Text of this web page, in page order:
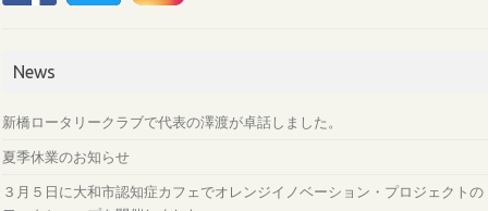
News
新橋ロータリークラブで代表の澤渡が卓話しました。
夏季休業のお知らせ
３月５日に大和市認知症カフェでオレンジイノベーション・プロジェクトの